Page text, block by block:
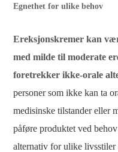
Egnethet for ulike behov
Ereksjonskremer kan
med milde til moderate
foretrekker ikke-orale
personer som ikke kan ta
medisinske tilstander eller
påføre produktet ved
alternativ for ulike livsstiler